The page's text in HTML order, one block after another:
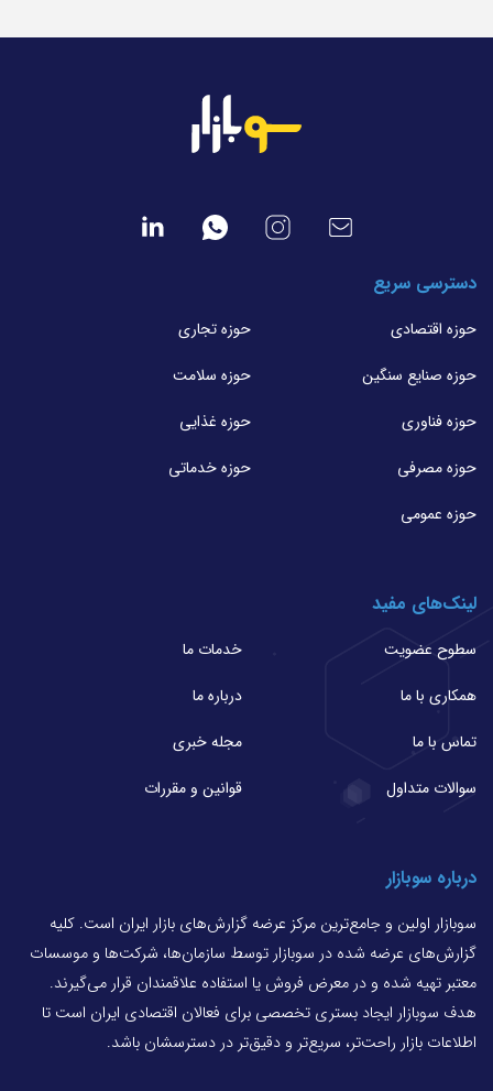
دسترسی سریع
حوزه اقتصادی
حوزه تجاری
حوزه صنایع سنگین
حوزه سلامت
حوزه فناوری
حوزه غذایی
حوزه مصرفی
حوزه خدماتی
حوزه عمومی
لینک‌های مفید
سطوح عضویت
خدمات ما
همکاری با ما
درباره ما
تماس با ما
مجله خبری
سوالات متداول
قوانین و مقررات
درباره سوبازار
سوبازار اولین و جامع‌ترین مرکز عرضه گزارش‌های بازار ایران است. کلیه
گزارش‌های عرضه شده در سوبازار توسط سازمان‌ها، شرکت‌ها و موسسات
معتبر تهیه شده و در معرض فروش یا استفاده علاقمندان قرار می‌گیرند.
هدف سوبازار ایجاد بستری تخصصی برای فعالان اقتصادی ایران است تا
اطلاعات بازار راحت‌تر، سریع‌تر و دقیق‌تر در دسترسشان باشد.